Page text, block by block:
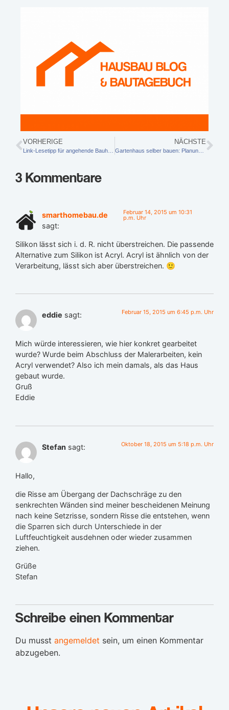
VORHERIGE NÄCHSTE
Gartenhaus selber bauen: Planung Haus & Vorbereitung Untergrund / Unterbau
3 Kommentare
smarthomebau.de
sagt:
Februar 14, 2015 um 10:31
p.m. Uhr
Silikon lässt sich i. d. R. nicht überstreichen. Die passende
Alternative zum Silikon ist Acryl. Acryl ist ähnlich von der
Verarbeitung, lässt sich aber überstreichen. 🙂
eddie sagt: Februar 15, 2015 um 6:45 p.m. Uhr
Mich würde interessieren, wie hier konkret gearbeitet
wurde? Wurde beim Abschluss der Malerarbeiten, kein
Acryl verwendet? Also ich mein damals, als das Haus
gebaut wurde.
Gruß
Eddie
Stefan sagt: Oktober 18, 2015 um 5:18 p.m. Uhr
Hallo,
die Risse am Übergang der Dachschräge zu den
senkrechten Wänden sind meiner bescheidenen Meinung
nach keine Setzrisse, sondern Risse die entstehen, wenn
die Sparren sich durch Unterschiede in der
Luftfeuchtigkeit ausdehnen oder wieder zusammen
ziehen.
Grüße
Stefan
Schreibe einen Kommentar
Du musst angemeldet sein, um einen Kommentar
abzugeben.